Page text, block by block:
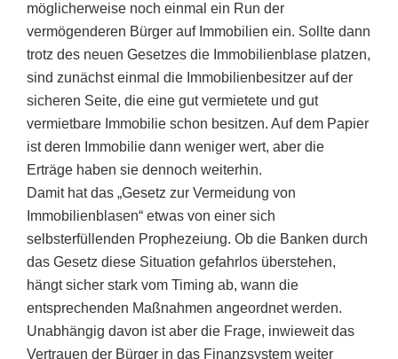
möglicherweise noch einmal ein Run der
vermögenderen Bürger auf Immobilien ein. Sollte dann
trotz des neuen Gesetzes die Immobilienblase platzen,
sind zunächst einmal die Immobilienbesitzer auf der
sicheren Seite, die eine gut vermietete und gut
vermietbare Immobilie schon besitzen. Auf dem Papier
ist deren Immobilie dann weniger wert, aber die
Erträge haben sie dennoch weiterhin.
Damit hat das „Gesetz zur Vermeidung von
Immobilienblasen“ etwas von einer sich
selbsterfüllenden Prophezeiung. Ob die Banken durch
das Gesetz diese Situation gefahrlos überstehen,
hängt sicher stark vom Timing ab, wann die
entsprechenden Maßnahmen angeordnet werden.
Unabhängig davon ist aber die Frage, inwieweit das
Vertrauen der Bürger in das Finanzsystem weiter